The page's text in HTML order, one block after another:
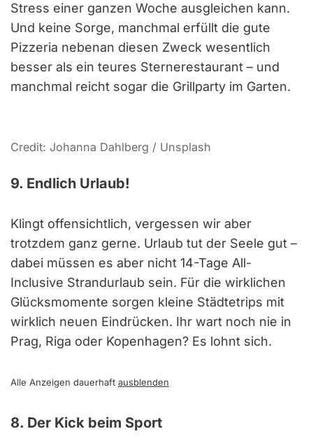
Stress einer ganzen Woche ausgleichen kann.
Und keine Sorge, manchmal erfüllt die gute
Pizzeria nebenan diesen Zweck wesentlich
besser als ein teures Sternerestaurant – und
manchmal reicht sogar die Grillparty im Garten.
Credit: Johanna Dahlberg / Unsplash
9. Endlich Urlaub!
Klingt offensichtlich, vergessen wir aber
trotzdem ganz gerne. Urlaub tut der Seele gut –
dabei müssen es aber nicht 14-Tage All-
Inclusive Strandurlaub sein. Für die wirklichen
Glücksmomente sorgen kleine Städtetrips mit
wirklich neuen Eindrücken. Ihr wart noch nie in
Prag, Riga oder Kopenhagen? Es lohnt sich.
Alle Anzeigen dauerhaft ausblenden
8. Der Kick beim Sport